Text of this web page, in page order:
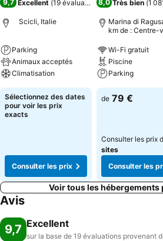
9,7 Excellent (19 évaluations)
Scicli, Italie
Parking
Animaux acceptés
Climatisation
Sélectionnez des dates
pour voir les prix
exacts
Consulter les prix
8,0 Très bien (1
Marina di
km de : Centre-
Wi-Fi gratuit
Piscine
Parking
de 79 €
Consulter les prix
sites
Consulter les
Voir tous les hébergements
Avis
9,7 Excellent
sur la base de 19 évaluations provenant